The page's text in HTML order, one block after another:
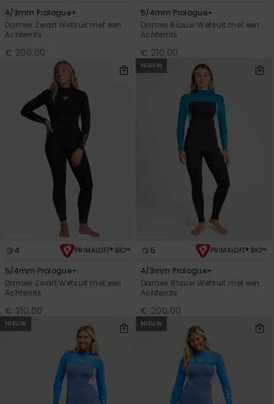
4/3mm Prologue+
Dames Zwart Wetsuit met een
Achterrits
€ 200,00
5/4mm Prologue+
Dames Blauw Wetsuit met een
Achterrits
€ 210,00
4 PRIMALOFT® BIO™
5/4mm Prologue+
Dames Zwart Wetsuit met een
Achterrits
€ 210,00
NIEUW
5 PRIMALOFT® BIO™
4/3mm Prologue+
Dames Blauw Wetsuit met een
Achterrits
€ 200,00
NIEUW NIEUW